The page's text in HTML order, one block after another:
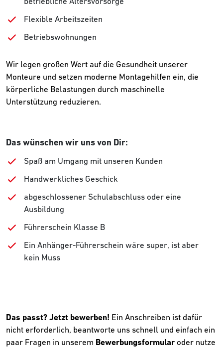
Flexible Arbeitszeiten
Betriebswohnungen
Wir legen großen Wert auf die Gesundheit unserer
Monteure und setzen moderne Montagehilfen ein, die
körperliche Belastungen durch maschinelle
Unterstützung reduzieren.
Das wünschen wir uns von Dir:
Spaß am Umgang mit unseren Kunden
Handwerkliches Geschick
abgeschlossener Schulabschluss oder eine
Ausbildung
Führerschein Klasse B
Ein Anhänger-Führerschein wäre super, ist aber
kein Muss
Das passt? Jetzt bewerben! Ein Anschreiben ist dafür
nicht erforderlich, beantworte uns schnell und einfach ein
paar Fragen in unserem Bewerbungsformular oder nutze